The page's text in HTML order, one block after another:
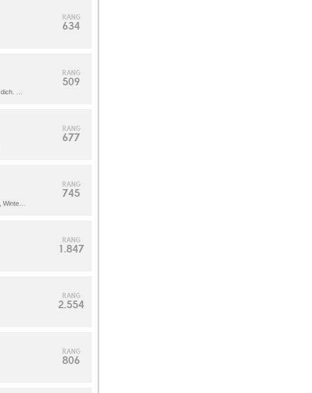
RANG
634
RANG
509
RANG
677
RANG
745
RANG
1.847
RANG
2.554
RANG
806